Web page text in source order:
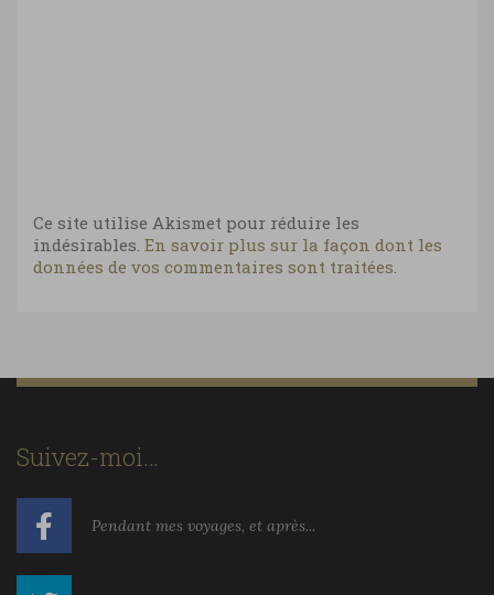
Ce site utilise Akismet pour réduire les
indésirables. En savoir plus sur la façon dont les
données de vos commentaires sont traitées
Suivez-moi…
Pendant mes voyages, et après...